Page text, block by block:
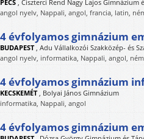
PÉCS , Ciszterci Rend Nagy Lajos Gimnázium
angol nyelv, Nappali, angol, francia, latin,
4 évfolyamos gimnázium
BUDAPEST, Adu Vállalkozói Szakközép- és
angol nyelv, informatika, Nappali, angol,
4 évfolyamos gimnázium
KECSKEMÉT, Bolyai János Gimnázium
informatika, Nappali, angol
4 évfolyamos gimnázium